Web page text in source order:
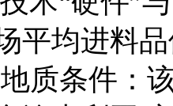
平均进料
地质条件：